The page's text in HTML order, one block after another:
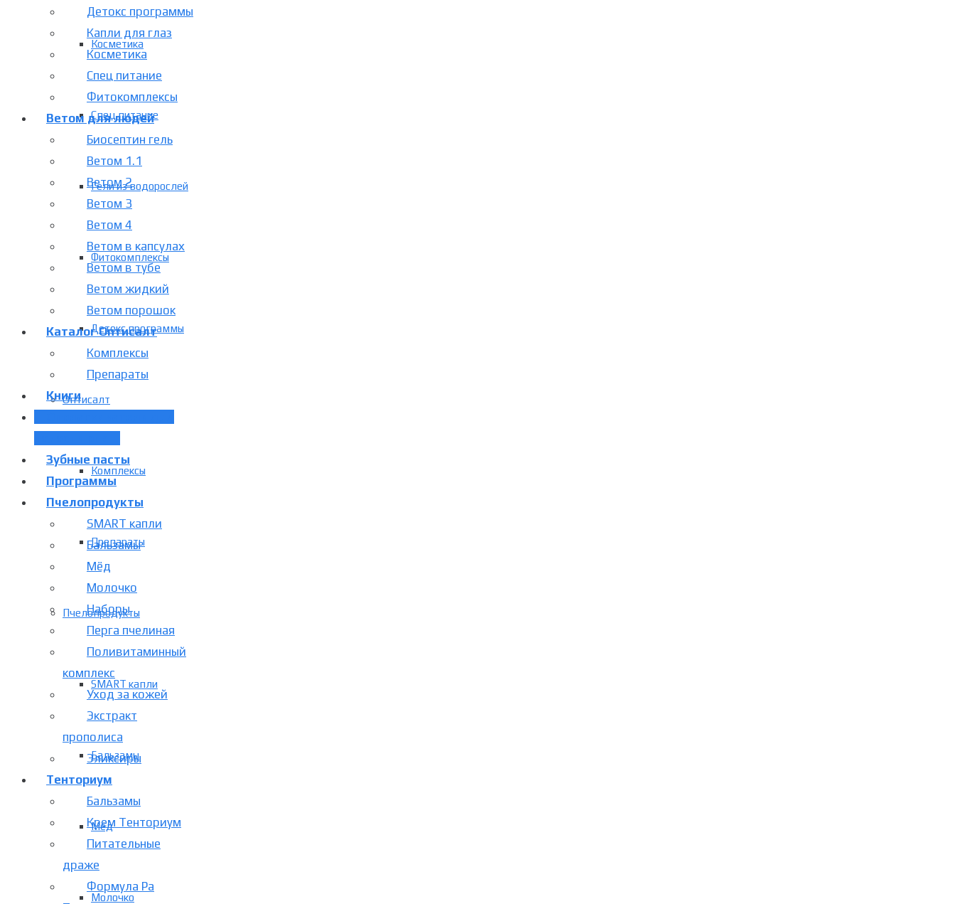
Косметика
Спец питание
Гели из водорослей
Фитокомплексы
Детокс программы
Оптисалт
Комплексы
Препараты
Пчелопродукты
SMART капли
Бальзамы
Мёд
Молочко
Детокс программы
Капли для глаз
Косметика
Спец питание
Фитокомплексы
Ветом для людей
Биосептин гель
Ветом 1.1
Ветом 2
Ветом 3
Ветом 4
Ветом в капсулах
Ветом в тубе
Ветом жидкий
Ветом порошок
Каталог Оптисалт
Комплексы
Препараты
Книги
Зубные пасты
Программы
Пчелопродукты
SMART капли
Бальзамы
Мёд
Молочко
Наборы
Перга пчелиная
Поливитаминный
комплекс
Уход за кожей
Экстракт
прополиса
Эликсиры
Тенториум
Бальзамы
Крем Тенториум
Питательные
драже
Формула Ра